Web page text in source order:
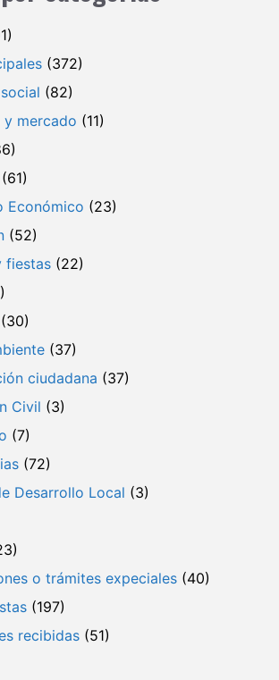
(372)
(82)
y mercado (11)
(61)
Económico (23)
(52)
fiestas (22)
(30)
(37)
ciudadana (37)
Civil (3)
(7)
(72)
Desarrollo Local (3)
o trámites expeciales (40)
(197)
recibidas (51)